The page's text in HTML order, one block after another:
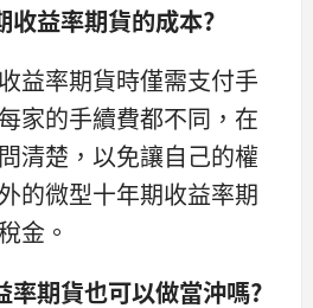
收益率期貨的成本?
益率期貨時僅需支付手
家的手續費都不同，在
清楚，以免讓自己的權
的微型十年期收益率期
金。
率期貨也可以做當沖嗎?